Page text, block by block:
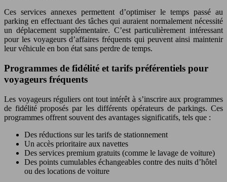
Ces services annexes permettent d’optimiser le temps passé au
parking en effectuant des tâches qui auraient normalement nécessité
un déplacement supplémentaire. C’est particulièrement intéressant
pour les voyageurs d’affaires fréquents qui peuvent ainsi maintenir
leur véhicule en bon état sans perdre de temps.
Programmes de fidélité et tarifs préférentiels pour
voyageurs fréquents
Les voyageurs réguliers ont tout intérêt à s’inscrire aux programmes
de fidélité proposés par les différents opérateurs de parkings. Ces
programmes offrent souvent des avantages significatifs, tels que :
Des réductions sur les tarifs de stationnement
Un accès prioritaire aux navettes
Des services premium gratuits (comme le lavage de voiture)
Des points cumulables échangeables contre des nuits d’hôtel
ou des locations de voiture